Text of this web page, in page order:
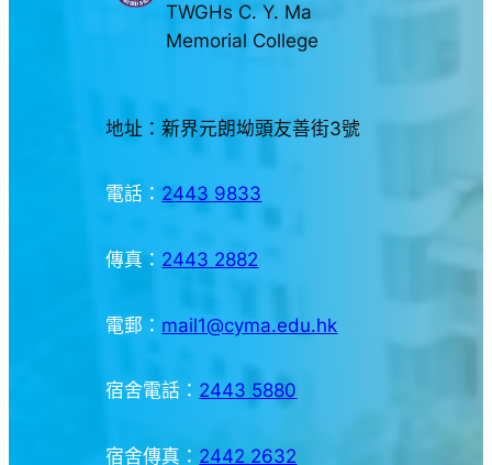
TWGHs C. Y. Ma
Memorial College
地址：新界元朗坳頭友善街3號
電話： 2443 9833
傳真： 2443 2882
電郵： mail1@cyma.edu.hk
宿舍電話： 2443 5880
宿舍傳真： 2442 2632